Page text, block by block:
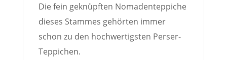
Die fein geknüpften Nomadenteppiche
dieses Stammes gehörten immer
schon zu den hochwertigsten Perser-
Teppichen.